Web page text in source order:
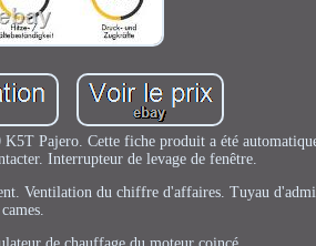
Pajero. Cette fiche produit a été
Interrupteur de levage de fenêtre.
Ventilation du chiffre d'affaires. Tuyau
cames.